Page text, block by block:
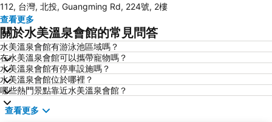
新北投
烏來溫泉
陽明山
捷運中山站
捷運忠孝敦化站
大安森林公園
捷運忠孝復興站
內湖區
士林夜市
礁溪車站
桃園火車站
九份
112, 台灣, 北投, Guangming Rd, 224號, 2樓
查看更多
關於水美溫泉會館的常見問答
水美溫泉會館有游泳池區域嗎？
在水美溫泉會館可以攜帶寵物嗎？
水美溫泉會館有停車設施嗎？
水美溫泉會館位於哪裡？
哪些熱門景點靠近水美溫泉會館？
查看更多